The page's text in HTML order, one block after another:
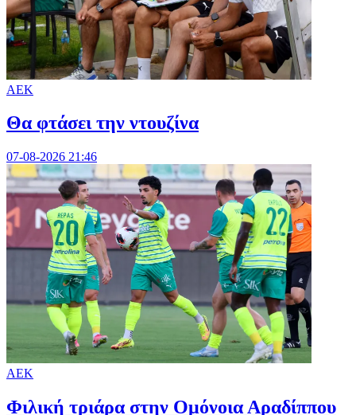
ΑΕΚ
Θα φτάσει την ντουζίνα
07-08-2026 21:46
ΑΕΚ
Φιλική τριάρα στην Ομόνοια Αραδίππου